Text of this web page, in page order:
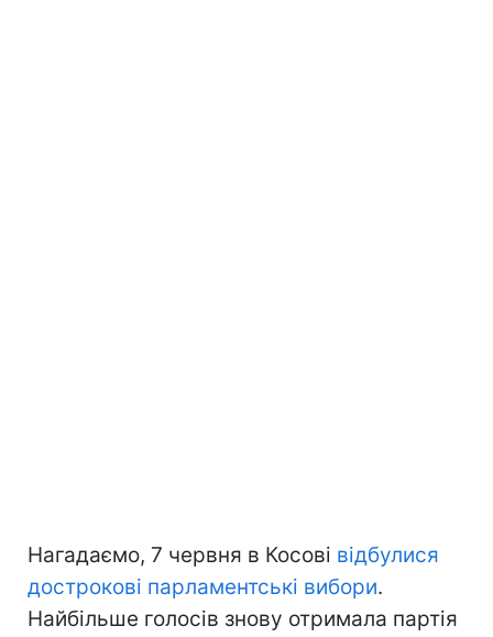
Нагадаємо, 7 червня в Косові відбулися
дострокові парламентські вибори.
Найбільше голосів знову отримала партія